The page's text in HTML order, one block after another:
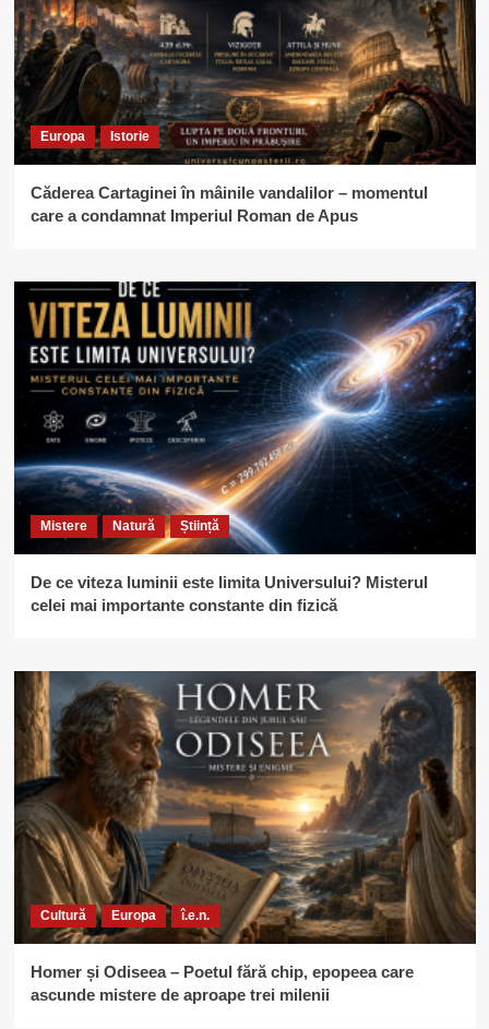
Europa Istorie
Căderea Cartaginei în mâinile vandalilor – momentul
care a condamnat Imperiul Roman de Apus
Mistere Natură Știință
De ce viteza luminii este limita Universului? Misterul
celei mai importante constante din fizică
Cultură Europa î.e.n.
Homer și Odiseea – Poetul fără chip, epopeea care
ascunde mistere de aproape trei milenii